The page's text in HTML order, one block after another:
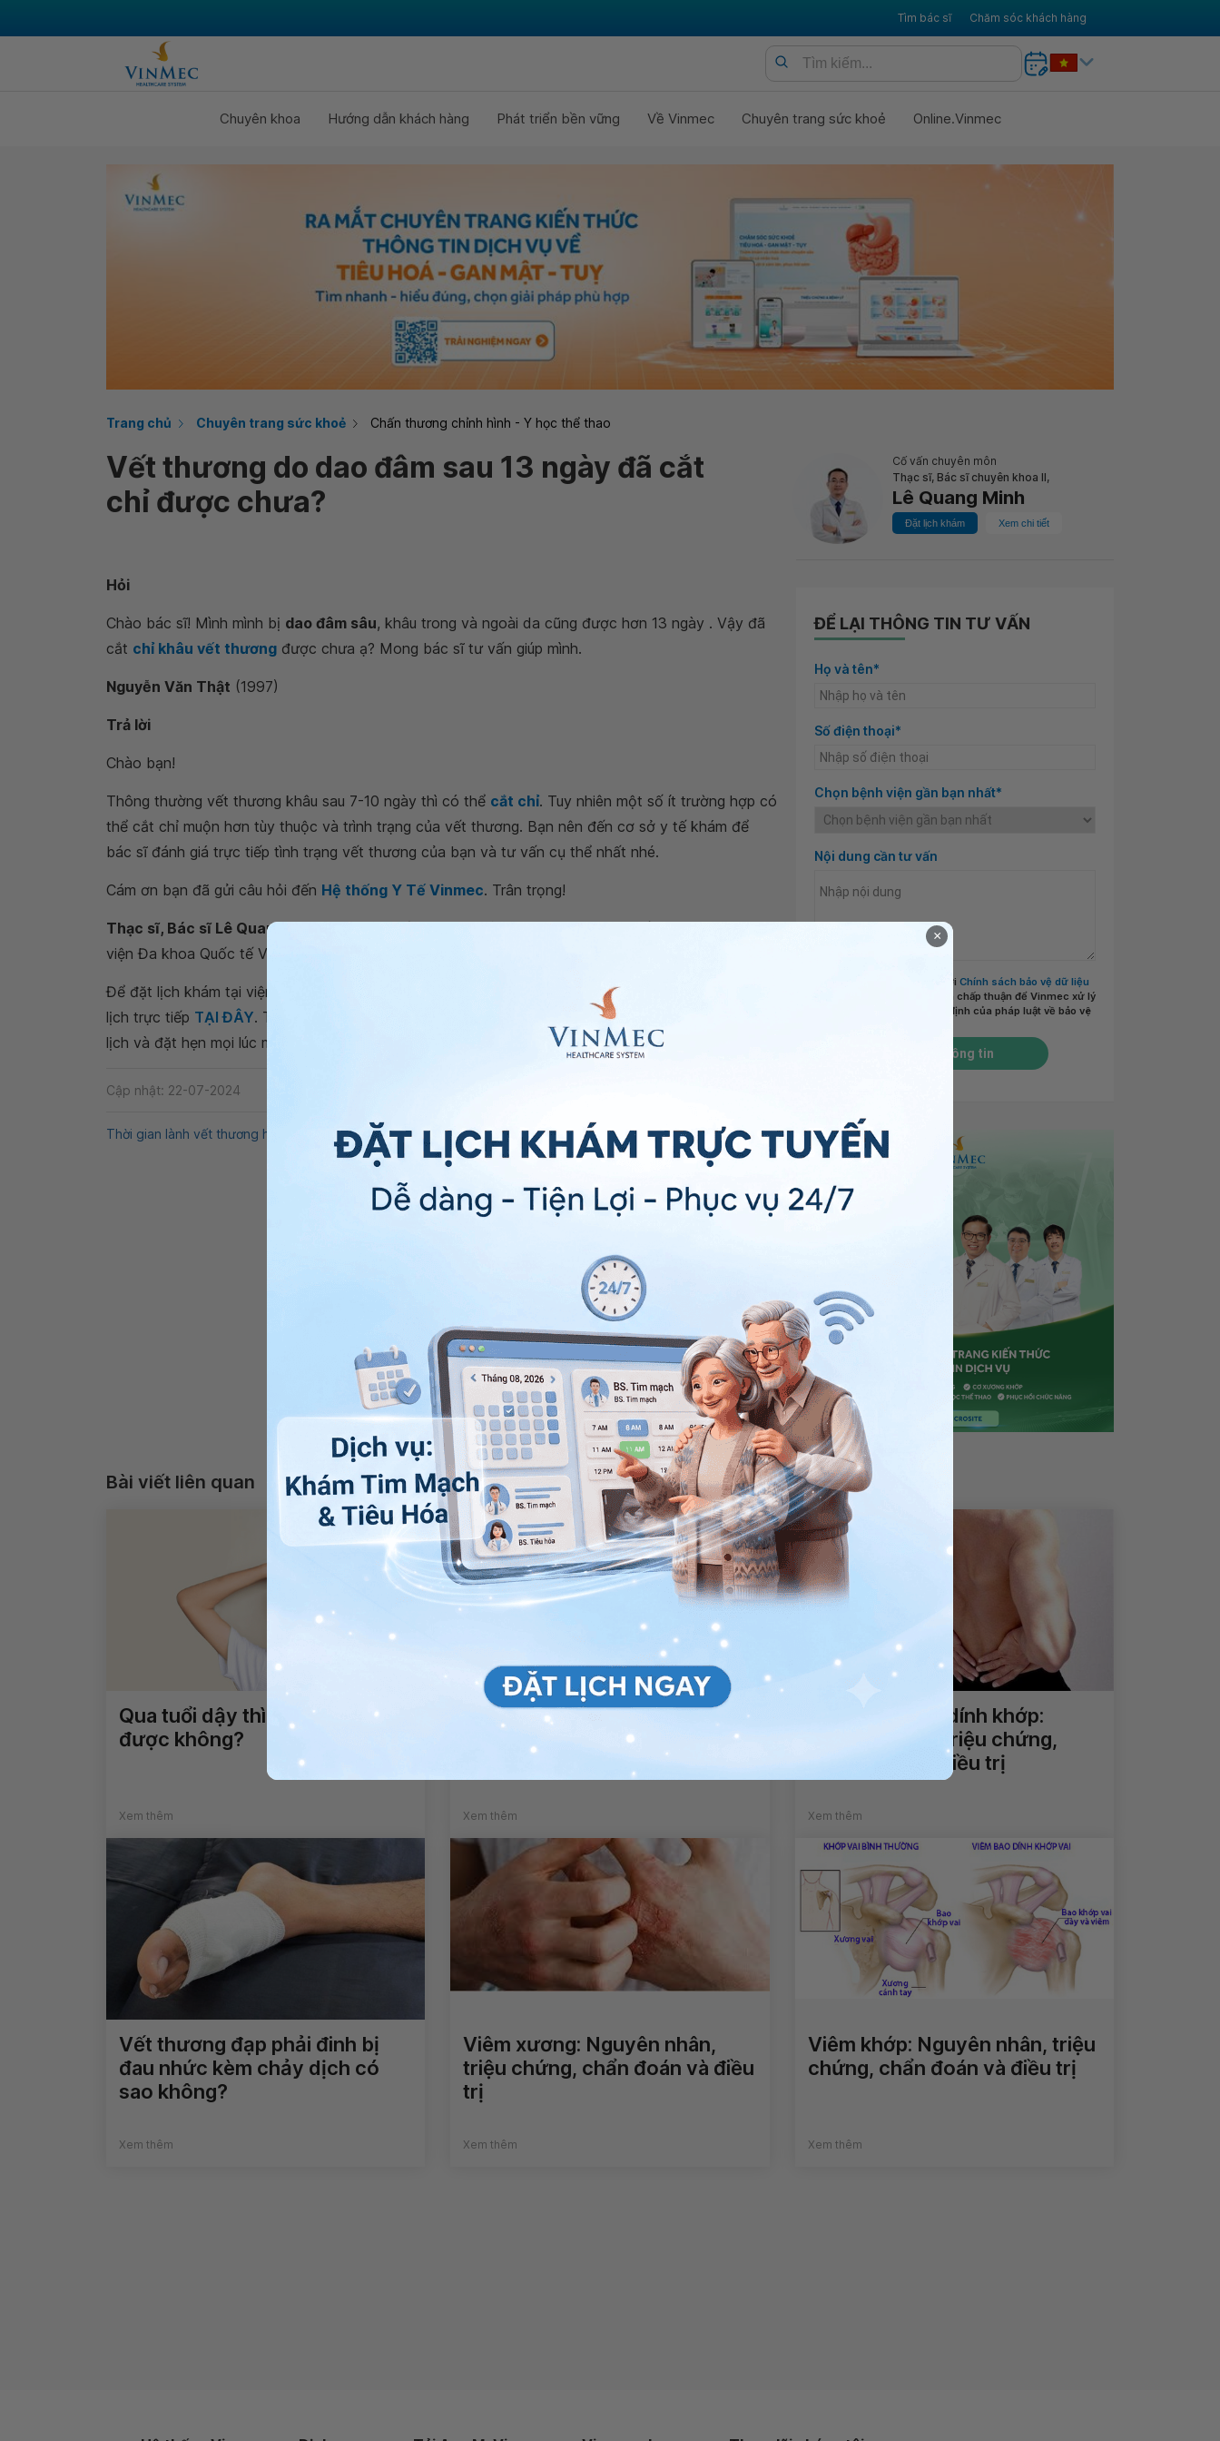
Tìm bác sĩ Chăm sóc khách hàng
Chuyên khoa Hướng dẫn khách hàng Phát triển bền vững Về Vinmec Chuyên trang sức khoẻ Online.Vinmec
Trang chủ Chuyên trang sức khoẻ Chấn thương chỉnh hình - Y học thể thao
Vết thương do dao đâm sau 13 ngày đã cắt
chỉ được chưa?
Cố vấn chuyên môn
Thạc sĩ, Bác sĩ chuyên khoa II,
Lê Quang Minh
Đặt lịch khám Xem chi tiết
Hỏi
Chào bác sĩ! Mình mình bị dao đâm sâu, khâu trong và ngoài da cũng được hơn 13 ngày . Vậy đã
cắt chỉ khâu vết thương được chưa ạ? Mong bác sĩ tư vấn giúp mình.
Nguyễn Văn Thật (1997)
Trả lời
Chào bạn!
Thông thường vết thương khâu sau 7-10 ngày thì có thể cắt chỉ. Tuy nhiên một số ít trường hợp có
thể cắt chỉ muộn hơn tùy thuộc và trình trạng của vết thương. Bạn nên đến cơ sở y tế khám để
bác sĩ đánh giá trực tiếp tình trạng vết thương của bạn và tư vấn cụ thể nhất nhé.
Cám ơn bạn đã gửi câu hỏi đến Hệ thống Y Tế Vinmec. Trân trọng!
Thạc sĩ, Bác sĩ Lê Quang Minh -
viện Đa khoa Quốc tế Vinmec Đà Nẵng
Để đặt lịch khám tại viện, Quý khách vui lòng bấm số GÓI DỊCH VỤ
lịch trực tiếp TẠI ĐÂY. Tải và đặt lịch khám tự động trên ứng dụng My Vinmec để quản lý, theo dõi
lịch và đặt hẹn mọi lúc mọi nơi ngay trên ứng dụng.
Cập nhật: 22-07-2024
Thời gian lành vết thương hở Chỉ khâu vết thương QnA Cơ Xương Khớp Vết thương hở Khâu vết thương
ĐỂ LẠI THÔNG TIN TƯ VẤN
Họ và tên*
Số điện thoại*
Chọn bệnh viện gần bạn nhất*
Nội dung cần tư vấn
Tôi đã đọc và đồng ý với Chính sách bảo vệ dữ liệu
và chấp thuận để Vinmec xử lý
DLCN của tôi theo quy định của pháp luật về bảo vệ
Gửi thông tin
Bài viết liên quan
Qua tuổi dậy thì có cao lên
được không?
Xem thêm
Tê cánh tay kèm đau gót chân
khi ngủ dậy có sao không?
Xem thêm
Viêm cột sống dính khớp:
Nguyên nhân, triệu chứng,
chẩn đoán và điều trị
Xem thêm
Vết thương đạp phải đinh bị
đau nhức kèm chảy dịch có
sao không?
Xem thêm
Viêm xương: Nguyên nhân,
triệu chứng, chẩn đoán và điều
trị
Xem thêm
Viêm khớp: Nguyên nhân, triệu
chứng, chẩn đoán và điều trị
Xem thêm
×